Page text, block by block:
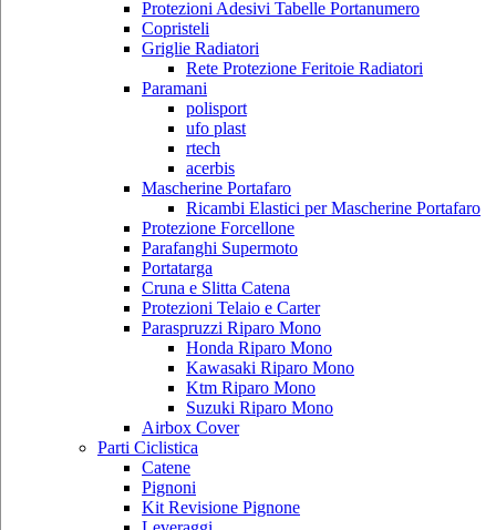
Protezioni Adesivi Tabelle Portanumero
Copristeli
Griglie Radiatori
Rete Protezione Feritoie Radiatori
Paramani
polisport
ufo plast
rtech
acerbis
Mascherine Portafaro
Ricambi Elastici per Mascherine Portafaro
Protezione Forcellone
Parafanghi Supermoto
Portatarga
Cruna e Slitta Catena
Protezioni Telaio e Carter
Paraspruzzi Riparo Mono
Honda Riparo Mono
Kawasaki Riparo Mono
Ktm Riparo Mono
Suzuki Riparo Mono
Airbox Cover
Parti Ciclistica
Catene
Pignoni
Kit Revisione Pignone